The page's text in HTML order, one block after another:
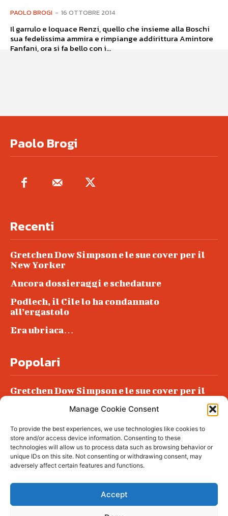
Manage Cookie Consent
To provide the best experiences, we use technologies like cookies to
store and/or access device information. Consenting to these
technologies will allow us to process data such as browsing behavior or
unique IDs on this site. Not consenting or withdrawing consent, may
adversely affect certain features and functions.
Accept
PAOLO BROGI - 16 OTTOBRE 2014
Il garrulo e loquace Renzi, quello che insieme alla Boschi
sua fedelissima ammira e rimpiange addirittura Amintore
Fanfani, ora si fa bello con i...
Paolo Brogi
Recenti
Gretchen Dow Simpson e le sue cover per il
New Yorker
Ancora dossieraggi e schedature
Podlech, il Cile lo ha condannato
all’ergastolo
Era ubriaca…
Popolari
Gretchen Dow Simpson e le sue cover per il
Podlech, il Cile lo ha condannato
all’ergastolo
Era ubriaca…